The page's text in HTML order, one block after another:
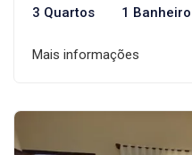
3 Quartos 1 Banheiro
Mais informações